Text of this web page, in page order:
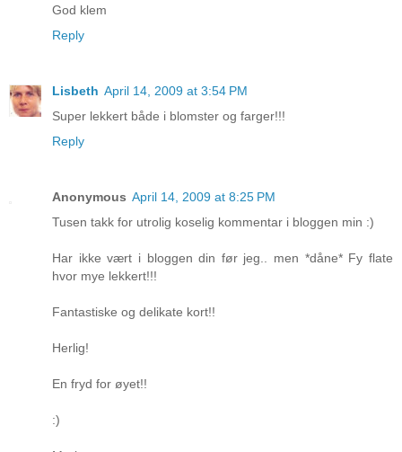
God klem
Reply
Lisbeth April 14, 2009 at 3:54 PM
Super lekkert både i blomster og farger!!!
Reply
Anonymous April 14, 2009 at 8:25 PM
Tusen takk for utrolig koselig kommentar i bloggen min :)
Har ikke vært i bloggen din før jeg.. men *dåne* Fy flate
hvor mye lekkert!!!
Fantastiske og delikate kort!!
Herlig!
En fryd for øyet!!
:)